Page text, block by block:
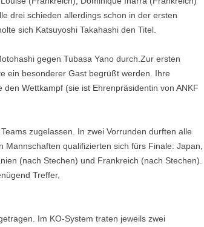
drei schieden allerdings schon in der ersten
sich Katsuyoshi Takahashi den Titel.
gegen Tubasa Yano durch.Zur ersten
ein besonderer Gast begrüßt werden. Ihre
Wettkampf (sie ist Ehrenpräsidentin von ANKF
zugelassen. In zwei Vorrunden durften alle
qualifizierten sich fürs Finale: Japan,
(nach Stechen) und Frankreich (nach Stechen).
Treffer,
Im KO-System traten jeweils zwei